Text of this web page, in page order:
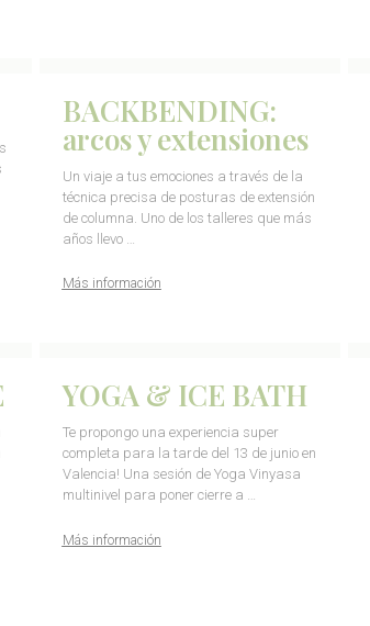
BACKBENDING:
arcos y extensiones
Un viaje a tus emociones a través de la
técnica precisa de posturas de extensión
de columna. Uno de los talleres que más
años llevo …
Más información
YOGA & ICE BATH
Te propongo una experiencia super
completa para la tarde del 13 de junio en
Valencia! Una sesión de Yoga Vinyasa
multinivel para poner cierre a …
Más información